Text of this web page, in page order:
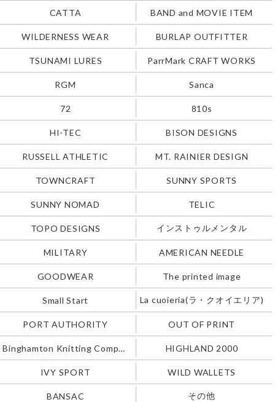
CATTA BAND and MOVIE ITEM
WILDERNESS WEAR BURLAP OUTFITTER
TSUNAMI LURES ParrMark CRAFT WORKS
RGM Sanca
72 810s
HI-TEC BISON DESIGNS
RUSSELL ATHLETIC MT. RAINIER DESIGN
TOWNCRAFT SUNNY SPORTS
SUNNY NOMAD TELIC
TOPO DESIGNS インストゥルメンタル
MILITARY AMERICAN NEEDLE
GOODWEAR The printed image
Small Start La cuoieria(ラ・クオイエリア)
PORT AUTHORITY OUT OF PRINT
Binghamton Knitting Company HIGHLAND 2000
IVY SPORT WILD WALLETS
BANSAC その他